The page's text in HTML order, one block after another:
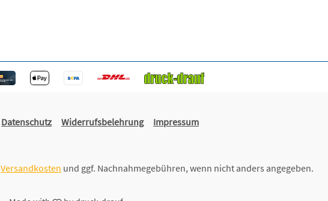
Datenschutz Widerrufsbelehrung Impressum
Versandkosten und ggf. Nachnahmegebühren, wenn nicht anders angegeben.